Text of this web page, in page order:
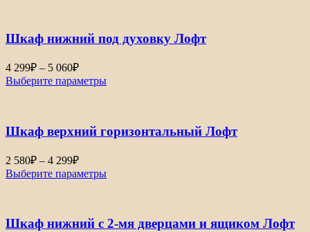
Шкаф нижний под духовку Лофт
4 299₽ – 5 060₽
Выберите параметры
Шкаф верхний горизонтальный Лофт
2 580₽ – 4 299₽
Выберите параметры
Шкаф нижний с 2-мя дверцами и ящиком Лофт